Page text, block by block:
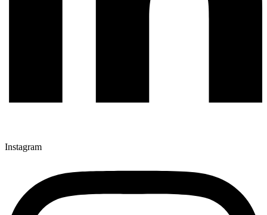
Instagram